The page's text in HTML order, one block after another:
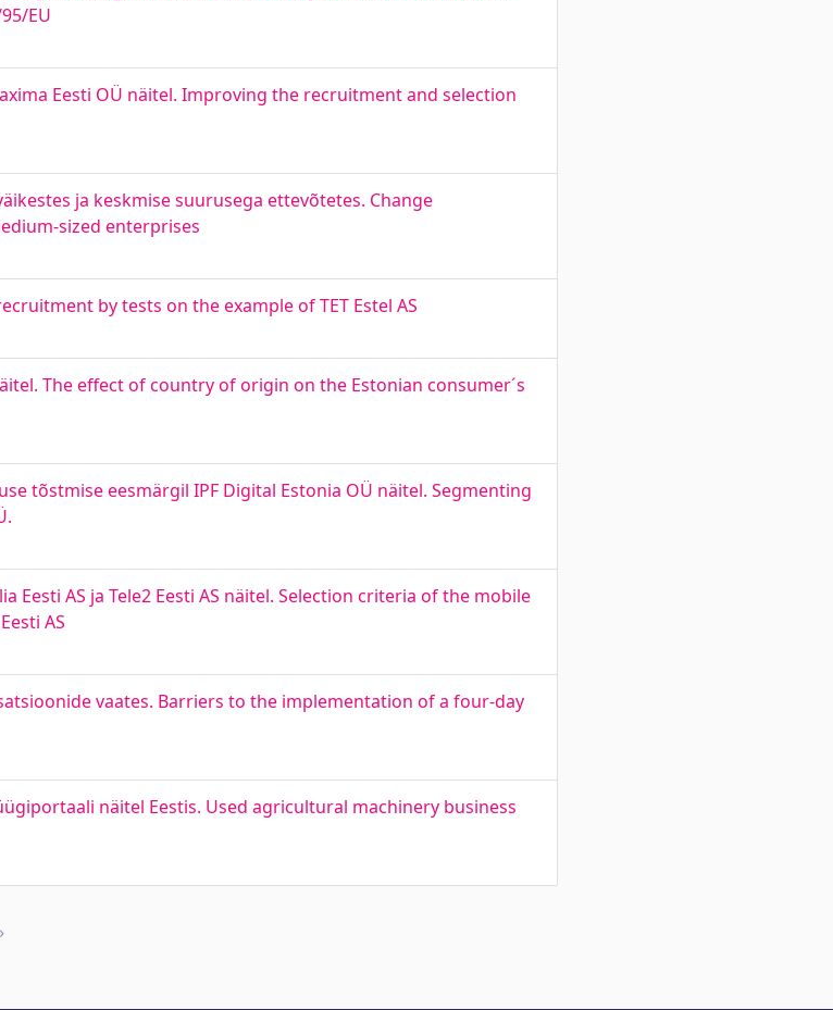
EU
Eesti OÜ näitel. Improving the recruitment and selection
ja keskmise suurusega ettevõtetes. Change
sized enterprises
by tests on the example of TET Estel AS
The effect of country of origin on the Estonian consumer´s
tõstmise eesmärgil IPF Digital Estonia OÜ näitel. Segmenting
Eesti AS ja Tele2 Eesti AS näitel. Selection criteria of the mobile
AS
vaates. Barriers to the implementation of a four-day
näitel Eestis. Used agricultural machinery business